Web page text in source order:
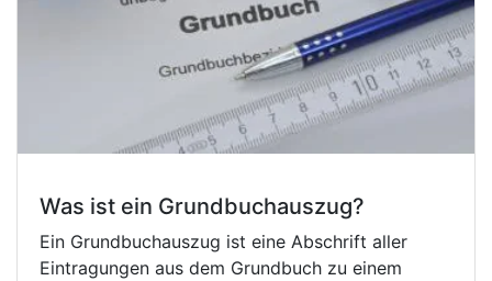
Was ist ein Grundbuchauszug?
Ein Grundbuchauszug ist eine Abschrift aller
Eintragungen aus dem Grundbuch zu einem